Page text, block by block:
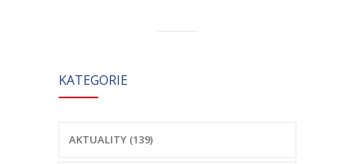
KATEGORIE
AKTUALITY (139)